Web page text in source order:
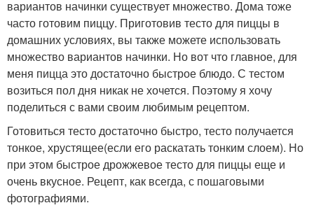
вариантов начинки существует множество. Дома тоже
часто готовим пиццу. Приготовив тесто для пиццы в
домашних условиях, вы также можете использовать
множество вариантов начинки. Но вот что главное, для
меня пицца это достаточно быстрое блюдо. С тестом
возиться пол дня никак не хочется. Поэтому я хочу
поделиться с вами своим любимым рецептом.
Готовиться тесто достаточно быстро, тесто получается
тонкое, хрустящее(если его раскатать тонким слоем). Но
при этом быстрое дрожжевое тесто для пиццы еще и
очень вкусное. Рецепт, как всегда, с пошаговыми
фотографиями.